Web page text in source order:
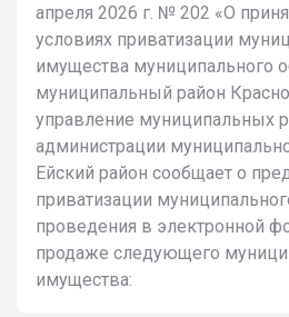
апреля 2026 г. № 202 «О
условиях приватизации
имущества муниципального
муниципальный район
управление муниципальных
администрации
Ейский район сообщает о
приватизации
проведения в электронной
продаже следующего
имущества: